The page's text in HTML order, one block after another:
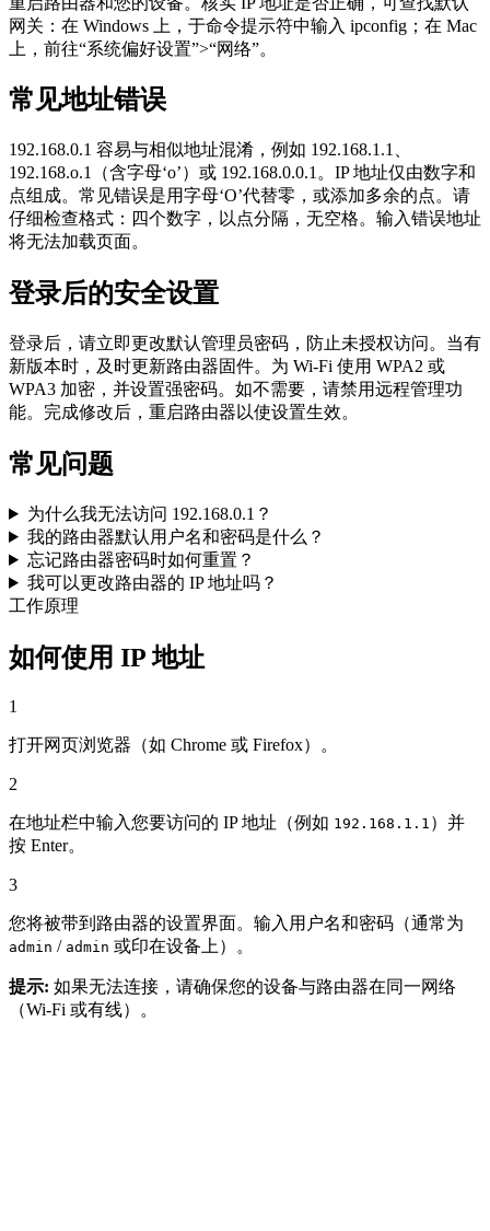
网关：在 Windows 上，于命令提示符中输入 ipconfig；在 Mac
上，前往“系统偏好设置”>“网络”。
常见地址错误
192.168.0.1 容易与相似地址混淆，例如 192.168.1.1、
192.168.o.1（含字母‘o’）或 192.168.0.0.1。IP 地址仅由数字和
点组成。常见错误是用字母‘O’代替零，或添加多余的点。请
仔细检查格式：四个数字，以点分隔，无空格。输入错误地址
将无法加载页面。
登录后的安全设置
登录后，请立即更改默认管理员密码，防止未授权访问。当有
新版本时，及时更新路由器固件。为 Wi-Fi 使用 WPA2 或
WPA3 加密，并设置强密码。如不需要，请禁用远程管理功
能。完成修改后，重启路由器以使设置生效。
常见问题
为什么我无法访问 192.168.0.1？
我的路由器默认用户名和密码是什么？
忘记路由器密码时如何重置？
我可以更改路由器的 IP 地址吗？
工作原理
如何使用 IP 地址
1
打开网页浏览器（如 Chrome 或 Firefox）。
2
在地址栏中输入您要访问的 IP 地址（例如 192.168.1.1 ）并
按 Enter。
3
您将被带到路由器的设置界面。输入用户名和密码（通常为
admin / admin 或印在设备上）。
提示: 如果无法连接，请确保您的设备与路由器在同一网络
（Wi-Fi 或有线）。